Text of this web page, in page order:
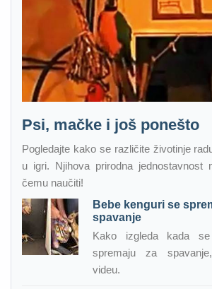
Psi, mačke i još ponešto
Pogledajte kako se različite životinje
u igri. Njihova prirodna jednostavnost
čemu naučiti!
Bebe kenguri se
spavanje
Kako izgleda kada
spremaju za
videu.